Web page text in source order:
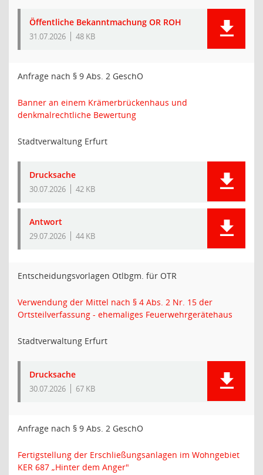
Öffentliche Bekanntmachung OR ROH
31.07.2026 48 KB
Anfrage nach § 9 Abs. 2 GeschO
Banner an einem Krämerbrückenhaus und
denkmalrechtliche Bewertung
Stadtverwaltung Erfurt
Drucksache
30.07.2026 42 KB
Antwort
29.07.2026 44 KB
Entscheidungsvorlagen Otlbgm. für OTR
Verwendung der Mittel nach § 4 Abs. 2 Nr. 15 der
Ortsteilverfassung - ehemaliges Feuerwehrgerätehaus
Stadtverwaltung Erfurt
Drucksache
30.07.2026 67 KB
Anfrage nach § 9 Abs. 2 GeschO
Fertigstellung der Erschließungsanlagen im Wohngebiet
KER 687 „Hinter dem Anger"